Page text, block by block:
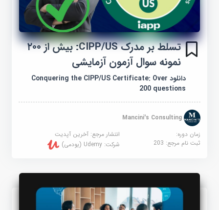
تسلط بر مدرک CIPP/US: بیش از ۲۰۰
نمونه سوال آزمون آزمایشی
دانلود Conquering the CIPP/US Certificate: Over
200 questions
Mancini's Consulting
زمان دوره:
انتشار مرجع:آخرین آپدیت
ثبت نام مرجع:203 شرکت:Udemy (یودمی)